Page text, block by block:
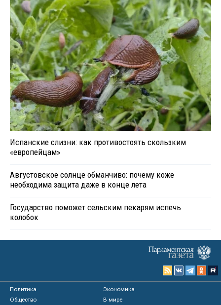
Испанские слизни: как противостоять скользким
«европейцам»
Августовское солнце обманчиво: почему коже
необходима защита даже в конце лета
Государство поможет сельским пекарям испечь
колобок
Политика
Экономика
Общество
В мире